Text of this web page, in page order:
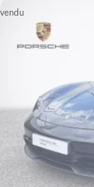
vendu